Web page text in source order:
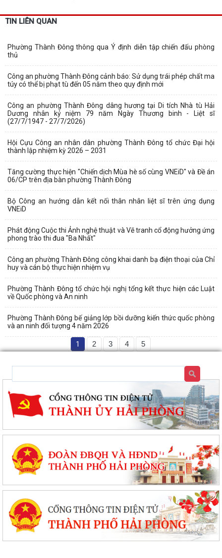
TIN LIÊN QUAN
Phường Thành Đông thông qua Ý định diễn tập chiến đấu phòng
thủ
Công an phường Thành Đông cảnh báo: Sử dụng trái phép chất ma
túy có thể bị phạt tù đến 05 năm theo quy định mới
Công an phường Thành Đông dâng hương tại Di tích Nhà tù Hải
Dương nhân kỷ niệm 79 năm Ngày Thương binh - Liệt sĩ
(27/7/1947 - 27/7/2026)
Hội Cựu Công an nhân dân phường Thành Đông tổ chức Đại hội
thành lập nhiệm kỳ 2026 – 2031
Tăng cường thực hiện "Chiến dịch Mùa hè số cùng VNEiD" và Đề án
06/CP trên địa bàn phường Thành Đông
Bộ Công an hướng dẫn kết nối thân nhân liệt sĩ trên ứng dụng
VNEiD
Phát động Cuộc thi Ảnh nghệ thuật và Vẽ tranh cổ động hưởng ứng
phong trào thi đua "Ba Nhất"
Công an phường Thành Đông công khai danh bạ điện thoại của Chỉ
huy và cán bộ thực hiện nhiệm vụ
Phường Thành Đông tổ chức hội nghị tổng kết thực hiện các Luật
về Quốc phòng và An ninh
Phường Thành Đông bế giảng lớp bồi dưỡng kiến thức quốc phòng
và an ninh đối tượng 4 năm 2026
1 2 3 4 5